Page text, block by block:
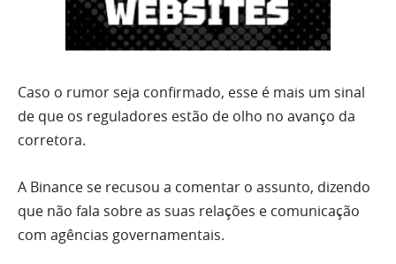
Caso o rumor seja confirmado, esse é mais um sinal
de que os reguladores estão de olho no avanço da
corretora.
A Binance se recusou a comentar o assunto, dizendo
que não fala sobre as suas relações e comunicação
com agências governamentais.